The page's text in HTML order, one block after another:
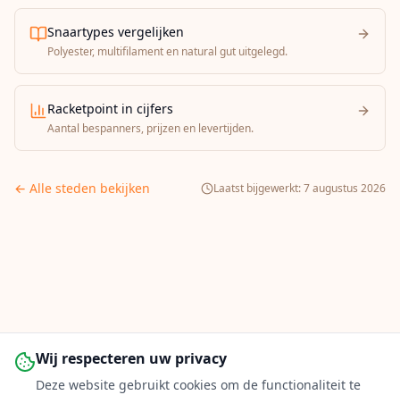
Snaartypes vergelijken
Polyester, multifilament en natural gut uitgelegd.
Racketpoint in cijfers
Aantal bespanners, prijzen en levertijden.
← Alle steden bekijken Laatst bijgewerkt:7 augustus 2026
Wij respecteren uw privacy
Deze website gebruikt cookies om de functionaliteit te